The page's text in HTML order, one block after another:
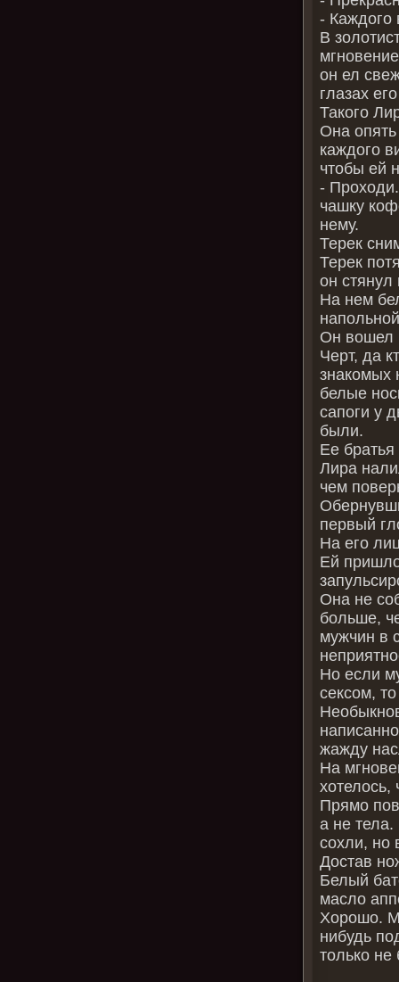
- Каждого
В
он ел
глазах
Такого
Она
каждого
чтобы ей
-
чашку
нему.
Терек
Терек
он стянул
На нем
Он вошел
Черт, да
знакомых
белые
сапоги у
были.
Ее
Лира
чем
первый
На его
Ей
Она не
больше,
мужчин в
Но если
сексом,
жажду
На
хотелось,
Прямо
а не
сохли, но
Достав
Белый
масло
Хорошо.
нибудь
только не